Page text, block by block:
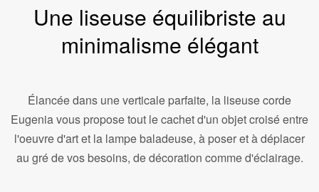
Une liseuse équilibriste au
minimalisme élégant
Élancée dans une verticale parfaite, la liseuse corde
Eugenia vous propose tout le cachet d'un objet croisé entre
l'oeuvre d'art et la lampe baladeuse, à poser et à déplacer
au gré de vos besoins, de décoration comme d'éclairage.